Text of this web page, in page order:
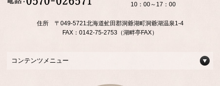
10：00～17：00
住所 〒049-5721北海道虻田郡洞爺湖町洞爺湖温泉1-4
FAX：0142-75-2753（湖畔亭FAX）
コンテンツメニュー